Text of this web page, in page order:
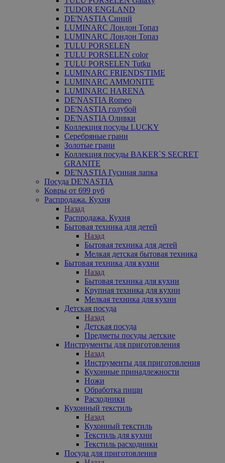
TUDOR ENGLAND
DE'NASTIA Синий
LUMINARC Лондон Топаз
LUMINARC Лондон Топаз
TULU PORSELEN
TULU PORSELEN color
TULU PORSELEN Tutku
LUMINARC FRIENDS'TIME
LUMINARC AMMONITE
LUMINARC HARENA
DE'NASTIA Romeo
DE'NASTIA голубой
DE'NASTIA Оливки
Коллекция посуды LUCKY
Серебряные грани
Золотые грани
Коллекция посуды BAKER`S SECRET
GRANITE
DE'NASTIA Гусиная лапка
Посуда DE'NASTIA
Ковры от 699 руб
Распродажа. Кухня
Назад
Распродажа. Кухня
Бытовая техника для детей
Назад
Бытовая техника для детей
Мелкая детская бытовая техника
Бытовая техника для кухни
Назад
Бытовая техника для кухни
Крупная техника для кухни
Мелкая техника для кухни
Детская посуда
Назад
Детская посуда
Предметы посуды детские
Инструменты для приготовления
Назад
Инструменты для приготовления
Кухонные принадлежности
Ножи
Обработка пищи
Расходники
Кухонный текстиль
Назад
Кухонный текстиль
Текстиль для кухни
Текстиль расходники
Посуда для приготовления